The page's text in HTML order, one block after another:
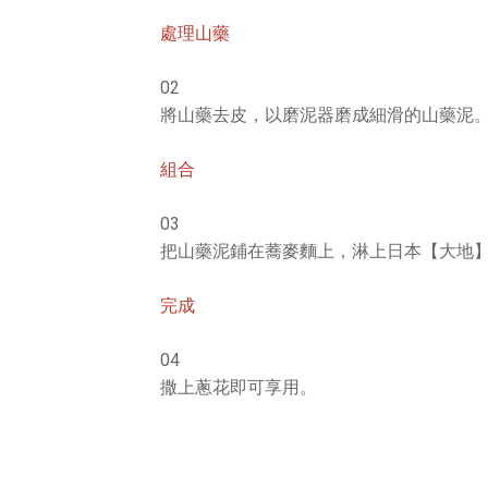
處理山藥
02
將山藥去皮，以磨泥器磨成細滑的山藥泥。
組合
03
把山藥泥鋪在蕎麥麵上，淋上日本【大地
完成
04
撒上蔥花即可享用。